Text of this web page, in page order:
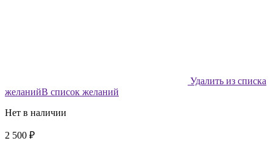
Удалить из списка
желанийВ список желаний
Нет в наличии
2 500 ₽